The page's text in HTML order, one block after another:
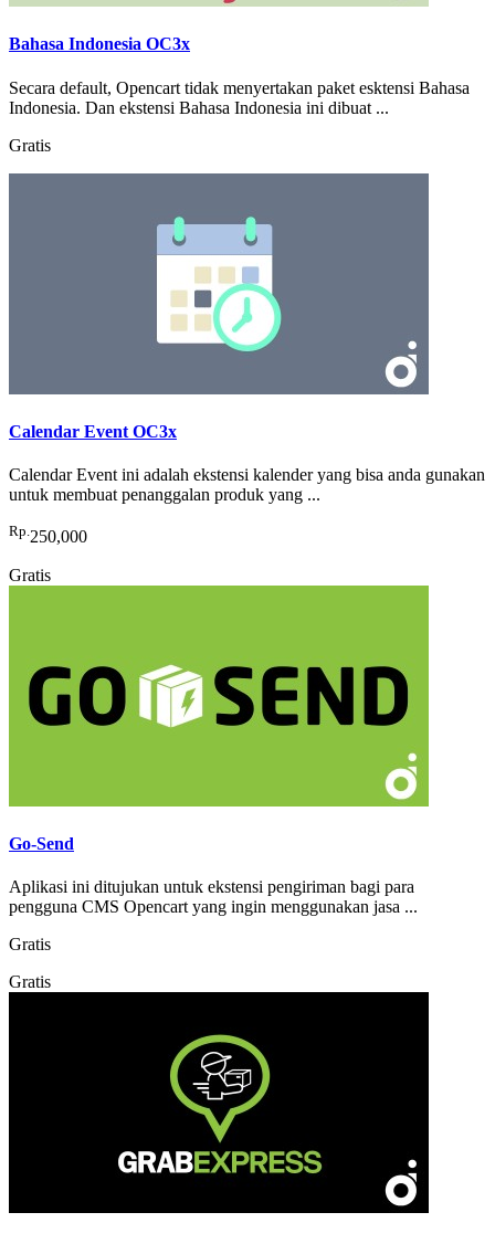
Bahasa Indonesia OC3x
Secara default, Opencart tidak menyertakan paket esktensi Bahasa
Indonesia. Dan ekstensi Bahasa Indonesia ini dibuat ...
Gratis
Calendar Event OC3x
Calendar Event ini adalah ekstensi kalender yang bisa anda gunakan
untuk membuat penanggalan produk yang ...
Rp.250,000
Gratis
Go-Send
Aplikasi ini ditujukan untuk ekstensi pengiriman bagi para
pengguna CMS Opencart yang ingin menggunakan jasa ...
Gratis
Gratis